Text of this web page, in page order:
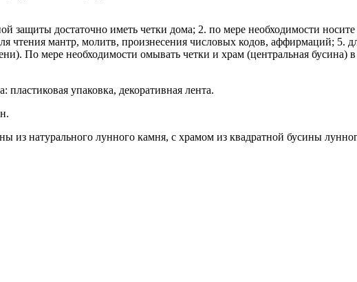
защиты достаточно иметь четки дома; 2. по мере необходимости
чтения мантр, молитв, произнесения числовых кодов, аффирмаций; 5.
По мере необходимости омывать четки и храм (центральная бусина)
упаковка, декоративная лента.
натурального лунного камня, с храмом из квадратной бусины